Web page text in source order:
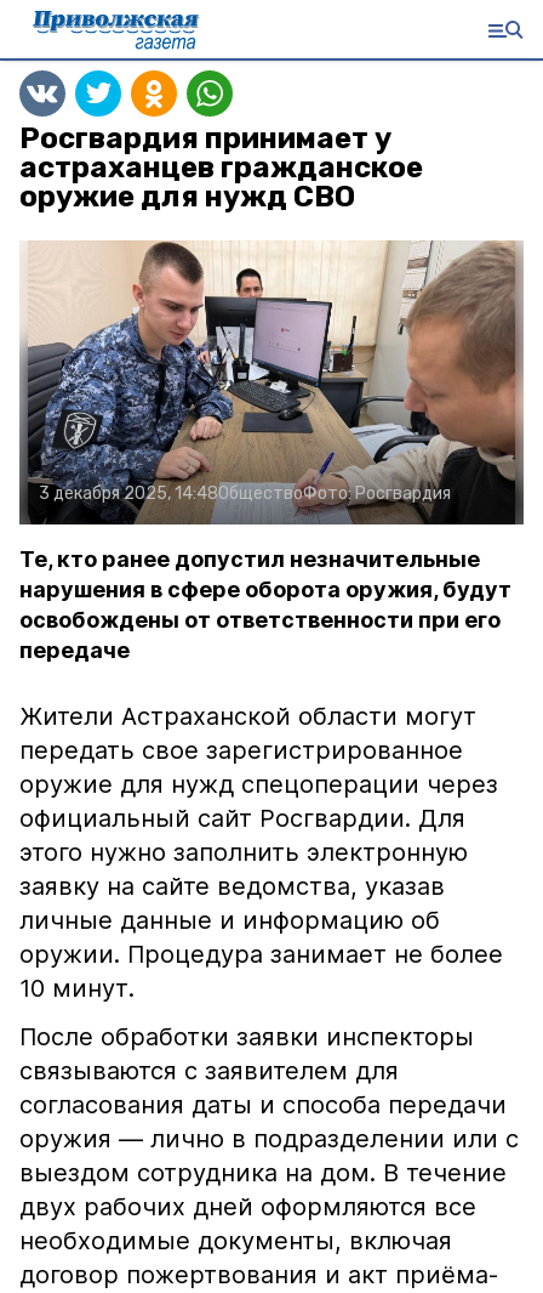
Росгвардия принимает у
астраханцев гражданское
оружие для нужд СВО
3 декабря 2025, 14:48ОбществоФото:Росгвардия
Те, кто ранее допустил незначительные
нарушения в сфере оборота оружия, будут
освобождены от ответственности при его
передаче
Жители Астраханской области могут
передать свое зарегистрированное
оружие для нужд спецоперации через
официальный сайт Росгвардии. Для
этого нужно заполнить электронную
заявку на сайте ведомства, указав
личные данные и информацию об
оружии. Процедура занимает не более
10 минут.
После обработки заявки инспекторы
связываются с заявителем для
согласования даты и способа передачи
оружия — лично в подразделении или с
выездом сотрудника на дом. В течение
двух рабочих дней оформляются все
необходимые документы, включая
договор пожертвования и акт приёма-